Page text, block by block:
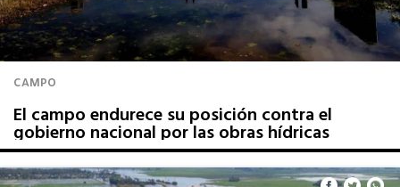
CAMPO
El campo endurece su posición contra el
gobierno nacional por las obras hídricas
paralizadas